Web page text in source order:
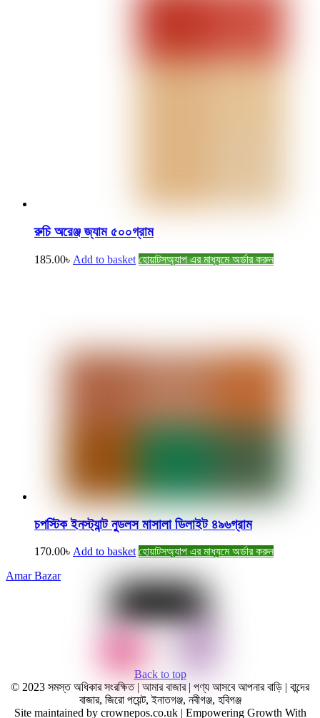
রুচি অরেঞ্জ জ্যাম ৫০০গ্রাম
185.00৳ Add to basket হোয়াটসঅ্যাপ এর মাধ্যমে অর্ডার করুন
চপস্টিক ইনস্ট্যান্ট নুডলস মাসালা ডিলাইট ৪৯৬গ্রাম
170.00৳ Add to basket হোয়াটসঅ্যাপ এর মাধ্যমে অর্ডার করুন
Amar Bazar
Back to top
© 2023 সমস্ত অধিকার সংরক্ষিত | আমার বাজার | পণ্য আসবে আপনার বাড়ি | বান্দের
বাজার, জিরো পয়েন্ট, ইনাতগঞ্জ, নবীগঞ্জ, হবিগঞ্জ
Site maintained by crownepos.co.uk | Empowering Growth With